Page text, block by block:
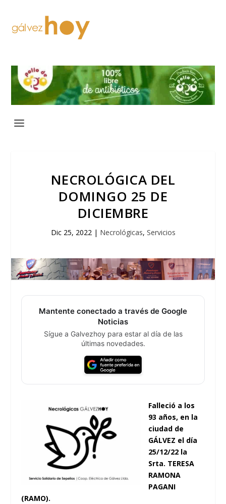
NECROLÓGICA DEL
DOMINGO 25 DE
DICIEMBRE
Dic 25, 2022 | Necrológicas, Servicios
Mantente conectado a través de Google
Noticias
Sígue a Galvezhoy para estar al día de las
últimas novedades.
Falleció a los
93 años, en la
ciudad de
GÁLVEZ el día
25/12/22 la
Srta. TERESA
RAMONA
PAGANI
(RAMO).